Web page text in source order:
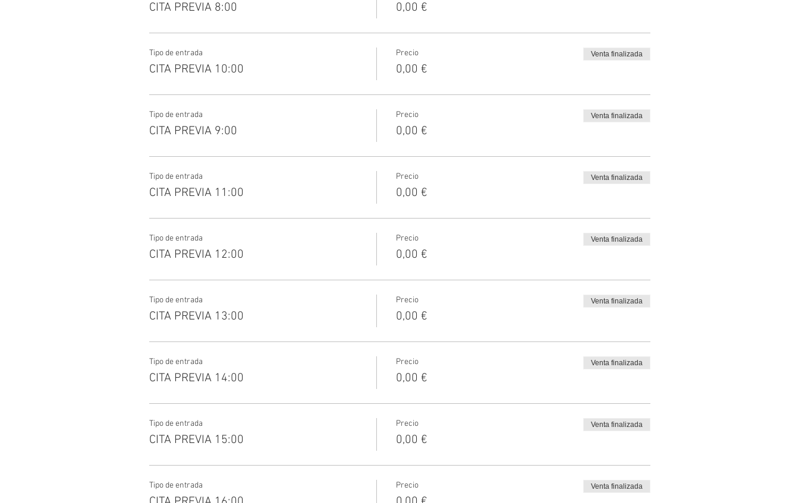
CITA PREVIA 8:00 0,00 €
Tipo de entrada
CITA PREVIA 10:00
Precio
0,00 €
Venta finalizada
Tipo de entrada
CITA PREVIA 9:00
Precio
0,00 €
Venta finalizada
Tipo de entrada
CITA PREVIA 11:00
Precio
0,00 €
Venta finalizada
Tipo de entrada
CITA PREVIA 12:00
Precio
0,00 €
Venta finalizada
Tipo de entrada
CITA PREVIA 13:00
Precio
0,00 €
Venta finalizada
Tipo de entrada
CITA PREVIA 14:00
Precio
0,00 €
Venta finalizada
Tipo de entrada
CITA PREVIA 15:00
Precio
0,00 €
Venta finalizada
Tipo de entrada Precio Venta finalizada